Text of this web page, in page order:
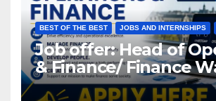
BEST OF THE BEST JOBS AND INTERNSHIPS
Job offer: Head of
& Finance/ Finance